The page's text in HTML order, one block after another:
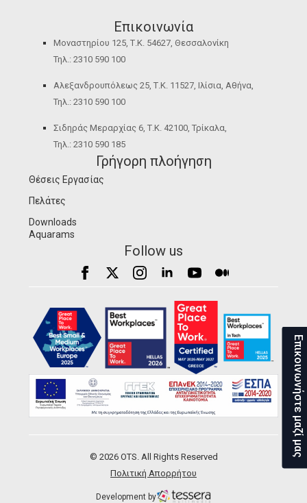
Επικοινωνία
Μοναστηρίου 125, Τ.Κ. 54627, Θεσσαλονίκη
Τηλ.: 2310 590 100
Αλεξανδρουπόλεως 25, Τ.Κ. 11527, Ιλίσια, Αθήνα,
Τηλ.: 2310 590 100
Σιδηράς Μεραρχίας 6, Τ.Κ. 42100, Τρίκαλα,
Τηλ.: 2310 590 185
Γρήγορη πλοήγηση
Θέσεις Εργασίας
Πελάτες
Downloads
Aquarams
Follow us
© 2026 OTS. All Rights Reserved
Πολιτική Απορρήτου
Development by
Επικοινωνήστε μαζί μας